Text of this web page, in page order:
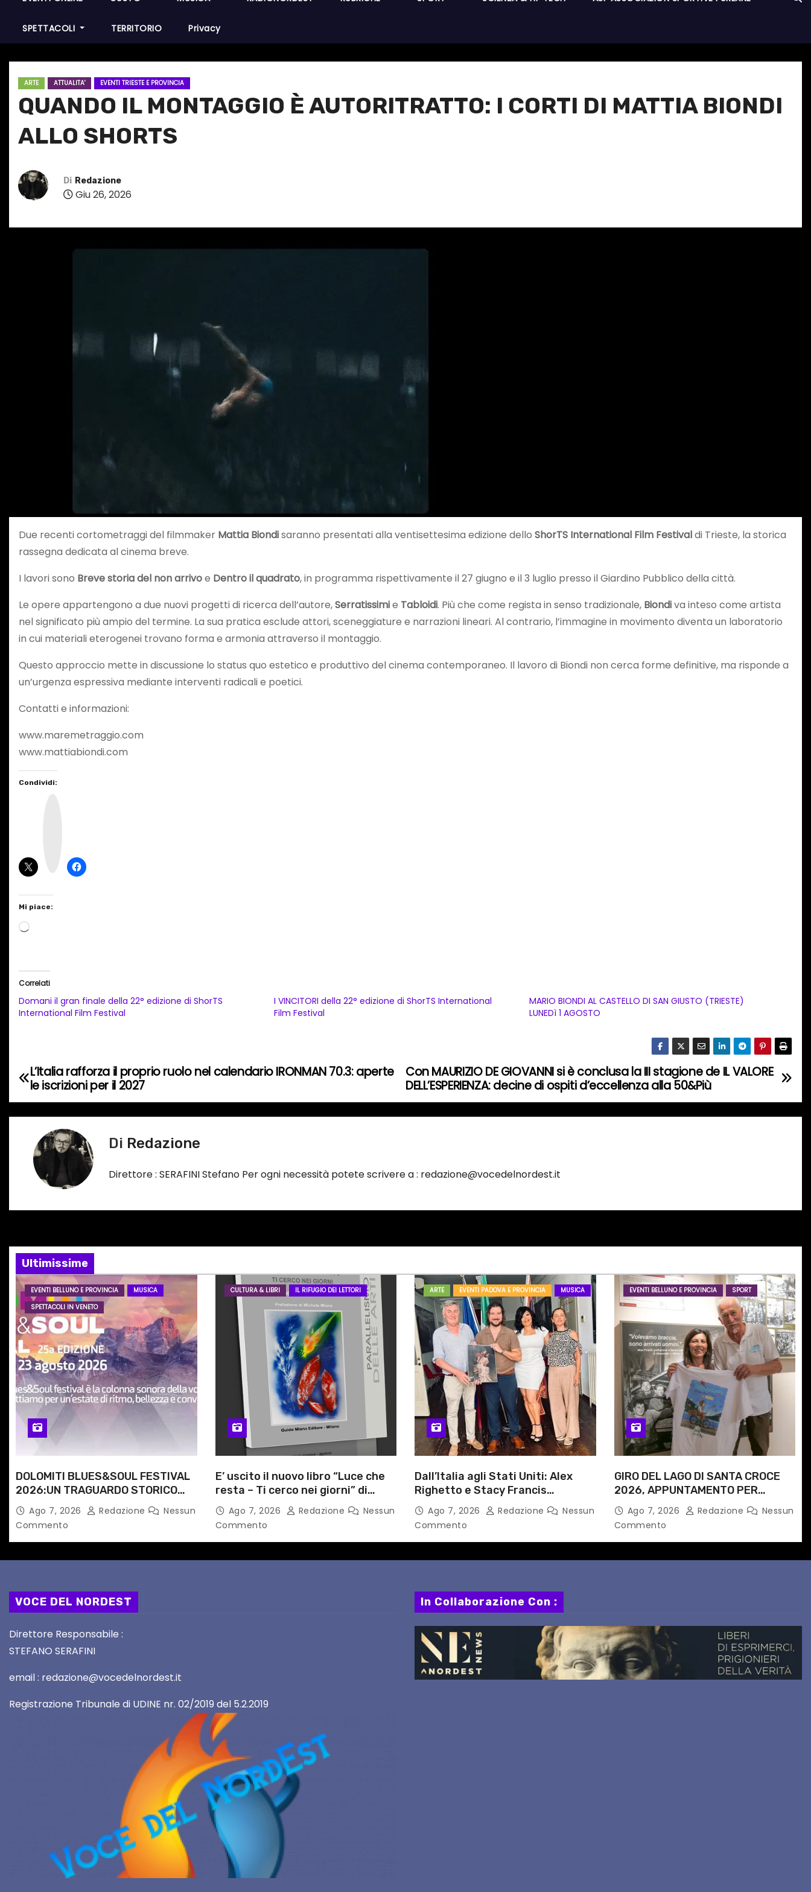
SPETTACOLI TERRITORIO Privacy
ARTE ATTUALITA' EVENTI TRIESTE E PROVINCIA
QUANDO IL MONTAGGIO È AUTORITRATTO: I CORTI DI MATTIA BIONDI
ALLO SHORTS
Di Redazione
Giu 26, 2026
Due recenti cortometraggi del filmmaker Mattia Biondisaranno presentati alla ventisettesima edizione dello ShorTS International Film Festivaldi Trieste, la storica
rassegna dedicata al cinema breve.
I lavori sono Breve storia del non arrivoe Dentro il quadrato, in programma rispettivamente il 27 giugno e il 3 luglio presso il Giardino Pubblico della città.
Le opere appartengono a due nuovi progetti di ricerca dell’autore,Serratissimie Tabloidi. Più che come regista in senso tradizionale, Biondiva inteso come artista
nel significato più ampio del termine. La sua pratica esclude attori, sceneggiature e narrazioni lineari. Al contrario, l’immagine in movimento diventa un laboratorio
in cui materiali eterogenei trovano forma e armonia attraverso il montaggio.
Questo approccio mette in discussione lo status quo estetico e produttivo del cinema contemporaneo. Il lavoro di Biondi non cerca forme definitive, ma risponde a
un’urgenza espressiva mediante interventi radicali e poetici.
Contatti e informazioni:
www.maremetraggio.com
www.mattiabiondi.com
Condividi:
Mi piace:
C
a
t
c
o
o
Correlati
Domani il gran finale della 22° edizione di ShorTS
International Film Festival
I VINCITORI della 22° edizione di ShorTS International
Film Festival
MARIO BIONDI AL CASTELLO DI SAN GIUSTO (TRIESTE)
LUNEDì 1 AGOSTO
N
a
i
o
n
e
a
r
t
c
o
l
i
Con MAURIZIO DE GIOVANNI si è conclusa la III stagione de IL VALORE
DELL’ESPERIENZA: decine di ospiti d’eccellenza alla 50&Più
L’Italia rafforza il proprio ruolo nel calendario IRONMAN 70.3: aperte
le iscrizioni per il 2027
Di Redazione
Direttore : SERAFINI Stefano Per ogni necessità potete scrivere a : redazione@vocedelnordest.it
Ultimissime
EVENTI BELLUNO E PROVINCIA
MUSICA
SPETTACOLI IN VENETO
DOLOMITI BLUES&SOUL FESTIVAL
2026:UN TRAGUARDO STORICO
PER LA 25ª EDIZIONE TRA LE CIME
PATRIMONIO UNESCO
Ago 7, 2026 Redazione
Nessun
Commento
CULTURA & LIBRI IL RIFUGIO DEI LETTORI
E’ uscito il nuovo libro “Luce che
resta – Ti cerco nei giorni” di
Angela Ragozzino, medico
primario di Capua
Ago 7, 2026 Redazione
Nessun
Commento
ARTE EVENTI PADOVA E PROVINCIA MUSICA
Dall’Italia agli Stati Uniti: Alex
Righetto e Stacy Francis
uniscono arte, musica e
tecnologia in un nuovo progetto
internazionale”
Ago 7, 2026 Redazione
Nessun
Commento
EVENTI BELLUNO E PROVINCIA SPORT
GIRO DEL LAGO DI SANTA CROCE
2026, APPUNTAMENTO PER
DOMENICA 16 AGOSTO
Ago 7, 2026 Redazione
Nessun
Commento
VOCE DEL NORDEST
Direttore Responsabile :
STEFANO SERAFINI
email : redazione@vocedelnordest.it
Registrazione Tribunale di UDINE nr. 02/2019 del 5.2.2019
In Collaborazione Con :